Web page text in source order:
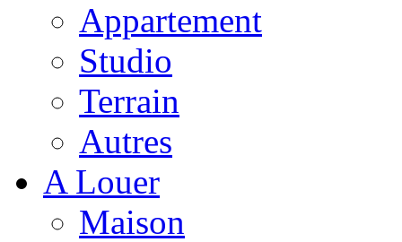
Appartement
Studio
Terrain
Autres
A Louer
Maison